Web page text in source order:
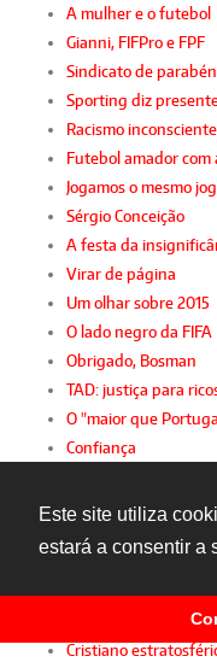
Este site utiliza
estará a consentir a
A mulher e o futebol
Gianni, FIFPro e FPF
Sindicato de
Sporting diz
Racismo inconsciente
Futebol amador com
Jogamos o mesmo
Sérgio Conceição
A festa da
Virar de página
Um olhar sobre 2015
O lado negro da FIFA
Obrigado, Bosman
TAD: justiça para
O "maior que
Confiança
Pura irracionalidade
Mente sã... corpo são
Enésima hora...
Que comece o
Cristiano